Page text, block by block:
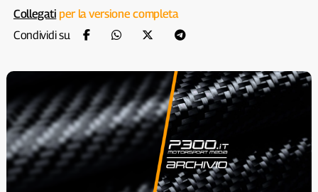
Collegati per la versione completa
Condividi su